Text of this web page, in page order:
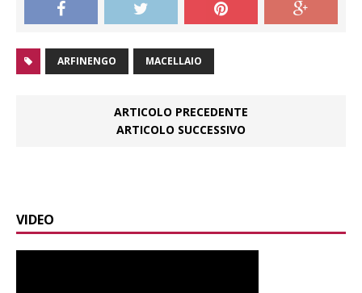
ARFINENGO MACELLAIO
ARTICOLO PRECEDENTE
ARTICOLO SUCCESSIVO
VIDEO